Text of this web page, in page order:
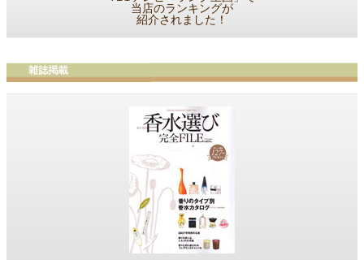
当店のランキングが
紹介されました！